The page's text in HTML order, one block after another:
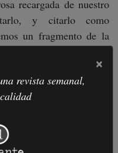
recargada de nuestro
y citarlo como
un fragmento de la
“Vivimos en un trocito
del cosmos. Un
sola partícula, un billón
del sol, abarcaba,
sola fuerza, todo el
×
revista semanal,